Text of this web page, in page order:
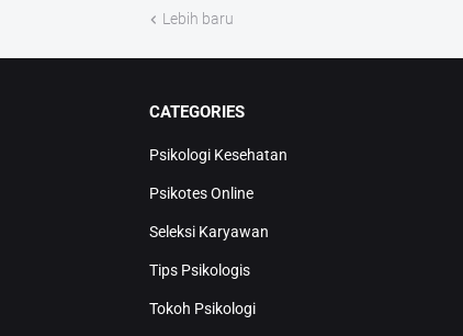
Lebih baru
CATEGORIES
Psikologi Kesehatan
Psikotes Online
Seleksi Karyawan
Tips Psikologis
Tokoh Psikologi